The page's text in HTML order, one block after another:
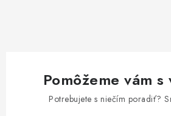
Pomôžeme vám
Potrebujete s niečím poradiť?